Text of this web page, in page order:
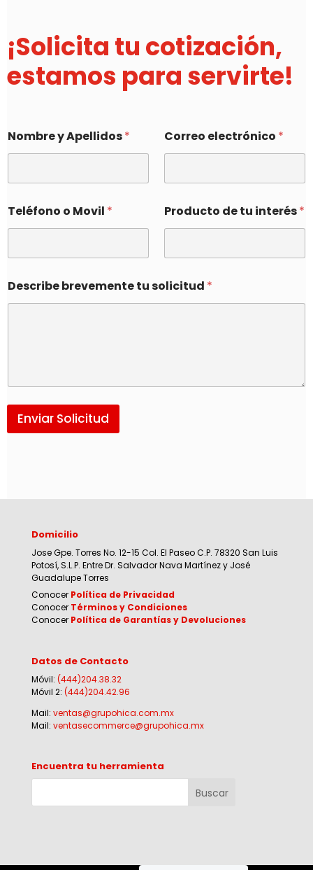
¡Solicita tu cotización,
estamos para servirte!
Nombre y Apellidos* Correo electrónico *
Teléfono o Movil * Producto de tu interés*
Describe brevemente tu solicitud *
Enviar Solicitud
Domicilio
Jose Gpe. Torres No. 12-15 Col. El Paseo C.P. 78320 San Luis
Potosí, S.L.P. Entre Dr. Salvador Nava Martínez y José
Guadalupe Torres
Conocer Política de Privacidad
Conocer Términos y Condiciones
Conocer Política de Garantías y Devoluciones
Datos de Contacto
Móvil: (444)204.38.32
Móvil 2: (444)204.42.96
Mail: ventas@grupohica.com.mx
Mail: ventasecommerce@grupohica.mx
Encuentra tu herramienta